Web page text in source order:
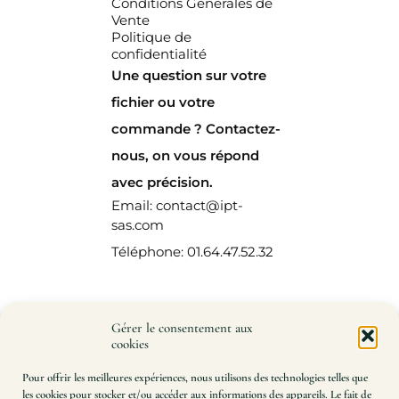
Gérer le consentement aux
cookies
Pour offrir les meilleures expériences, nous utilisons des technologies telles que
les cookies pour stocker et/ou accéder aux informations des appareils. Le fait de
Vente
Politique de
confidentialité
Une question sur votre
fichier ou votre
commande ? Contactez-
nous, on vous répond
avec précision.
Email: contact@ipt-
sas.com
Téléphone: 01.64.47.52.32